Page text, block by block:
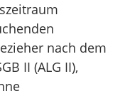
nach dem
II (ALG II),